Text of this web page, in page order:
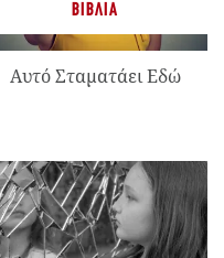
ΒΙΒΛΊΑ
Αυτό Σταματάει Εδώ